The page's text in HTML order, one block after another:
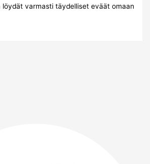
löydät varmasti täydelliset eväät omaan